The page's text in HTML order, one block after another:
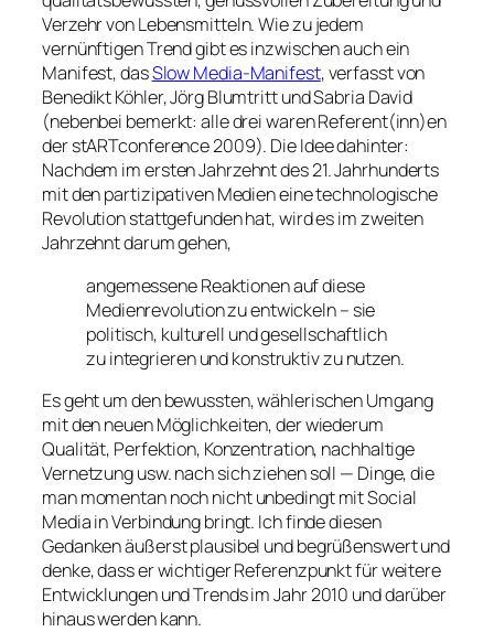
Verzehr von Lebensmitteln. Wie zu jedem
vernünftigen Trend gibt es inzwischen auch ein
Manifest, dasSlow Media-Manifest, verfasst von
Benedikt Köhler, Jörg Blumtritt und Sabria David
(nebenbei bemerkt: alle drei waren Referent(inn)en
der stARTconference 2009). Die Idee dahinter:
Nachdem im ersten Jahrzehnt des 21. Jahrhunderts
mit den partizipativen Medien eine technologische
Revolution stattgefunden hat, wird es im zweiten
Jahrzehnt darum gehen,
angemessene Reaktionen auf diese
Medienrevolution zu entwickeln – sie
politisch, kulturell und gesellschaftlich
zu integrieren und konstruktiv zu nutzen.
Es geht um den bewussten, wählerischen Umgang
mit den neuen Möglichkeiten, der wiederum
Qualität, Perfektion, Konzentration, nachhaltige
Vernetzung usw. nach sich ziehen soll — Dinge, die
man momentan noch nicht unbedingt mit Social
Media in Verbindung bringt. Ich finde diesen
Gedanken äußerst plausibel und begrüßenswert und
denke, dass er wichtiger Referenzpunkt für weitere
Entwicklungen und Trends im Jahr 2010 und darüber
hinaus werden kann.